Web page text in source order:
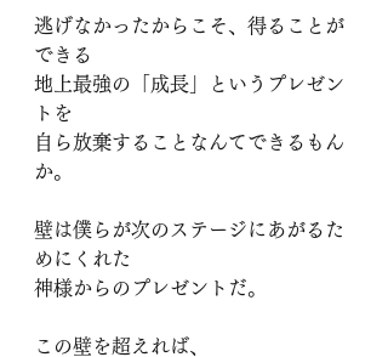
逃げなかったからこそ、得ることが
できる
地上最強の「成長」というプレゼン
トを
自ら放棄することなんてできるもん
か。
壁は僕らが次のステージにあがるた
めにくれた
神様からのプレゼントだ。
この壁を超えれば、